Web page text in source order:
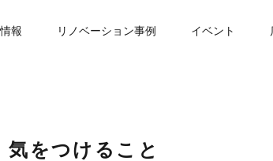
報 リノベーション事例 イベント
気をつけること